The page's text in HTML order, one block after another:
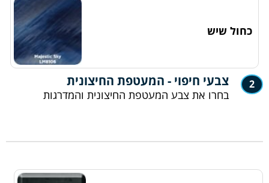
כחול שיש
2 צבעי חיפוי - המעטפת החיצונית
בחרו את צבע המעטפת החיצונית והמדרגות